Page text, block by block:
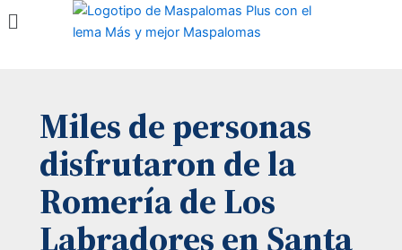
Menú
Miles de personas
disfrutaron de la
Romería de Los
Labradores en Santa